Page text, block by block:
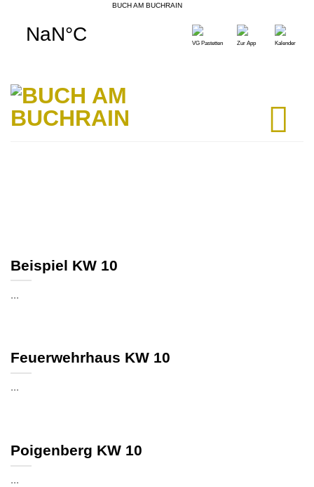
BUCH AM BUCHRAIN
VG Pastetten Zur App Kalender
Beispiel KW 10
...
Feuerwehrhaus KW 10
...
Poigenberg KW 10
...